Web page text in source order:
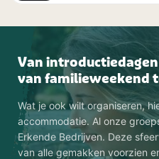
Van
van familieweekend
Wat je ook wilt organiseren,
accommodatie. Al onze
Erkende Bedrijven. Deze
van alle gemakken voorzien